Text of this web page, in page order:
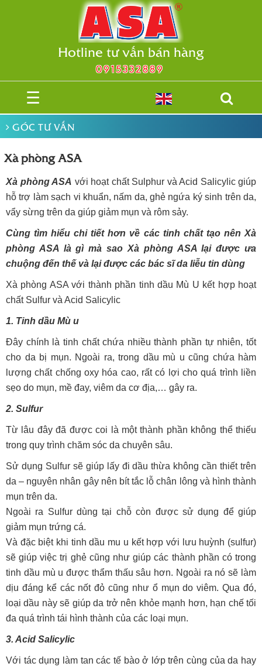
Hotline tư vấn bán hàng
0915332889
☰
GÓC TƯ VẤN
Xà phòng ASA
Xà phòng ASA với hoạt chất Sulphur và Acid Salicylic giúp
hỗ trợ làm sạch vi khuẩn, nấm da, ghẻ ngứa ký sinh trên da,
vẩy sừng trên da giúp giảm mụn và rôm sảy.
Cùng tìm hiểu chi tiết hơn về các tinh chất tạo nên Xà
phòng ASA là gì mà sao Xà phòng ASA lại được ưa
chuộng đến thế và lại được các bác sĩ da liễu tin dùng
Xà phòng ASA với thành phần tinh dầu Mù U kết hợp hoạt
chất Sulfur và Acid Salicylic
1. Tinh dầu Mù u
Đây chính là tinh chất chứa nhiều thành phần tự nhiên, tốt
cho da bị mụn. Ngoài ra, trong dầu mù u cũng chứa hàm
lượng chất chống oxy hóa cao, rất có lợi cho quá trình liền
sẹo do mụn, mề đay, viêm da cơ địa,… gây ra.
2. Sulfur
Từ lâu đây đã được coi là một thành phần không thể thiếu
trong quy trình chăm sóc da chuyên sâu.
Sử dụng Sulfur sẽ giúp lấy đi dầu thừa không cần thiết trên
da – nguyên nhân gây nên bít tắc lỗ chân lông và hình thành
mụn trên da.
Ngoài ra Sulfur dùng tại chỗ còn được sử dụng để giúp
giảm mụn trứng cá.
Và đặc biệt khi tinh dầu mu u kết hợp với lưu huỳnh (sulfur)
sẽ giúp việc trị ghẻ cũng như giúp các thành phần có trong
tinh dầu mù u được thẩm thấu sâu hơn. Ngoài ra nó sẽ làm
dịu đáng kể các nốt đỏ cũng như ổ mụn do viêm. Qua đó,
loại dầu này sẽ giúp da trở nên khỏe mạnh hơn, hạn chế tối
đa quá trình tái hình thành của các loại mụn.
3. Acid Salicylic
Với tác dụng làm tan các tế bào ở lớp trên cùng của da hay